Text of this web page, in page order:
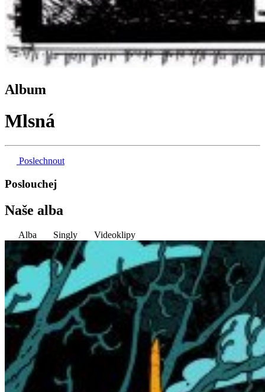
Album
Mlsná
Poslechnout
Poslouchej
Naše alba
Alba Singly Videoklipy